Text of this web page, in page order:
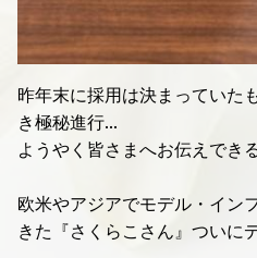
昨年末に採用は決まっていた
き極秘進行...
ようやく皆さまへお伝えでき
欧米やアジアでモデル・イン
きた『さくらこさん』ついに